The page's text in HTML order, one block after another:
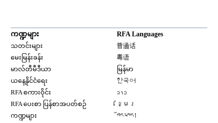
ကဏ္ဍများ
သတင်းများ
မေးမြန်းခန်း
မာလ်တီမီဒီယာ
ယနေ့နိုင်ငံရေး
RFA စကားဝိုင်း
RFA ပေးစာ ပြန်စာအပတ်စဉ်
ကဏ္ဍများ
RFA Languages
普通话
粤语
မြန်မာ
한국어
ລາວ
ខ្មែរ
བོད་སྐད།